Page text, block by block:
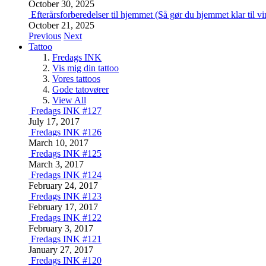
October 30, 2025
Efterårsforberedelser til hjemmet (Så gør du hjemmet klar til
October 21, 2025
Previous Next
Tattoo
Fredags INK
Vis mig din tattoo
Vores tattoos
Gode tatovører
View All
Fredags INK #127
July 17, 2017
Fredags INK #126
March 10, 2017
Fredags INK #125
March 3, 2017
Fredags INK #124
February 24, 2017
Fredags INK #123
February 17, 2017
Fredags INK #122
February 3, 2017
Fredags INK #121
January 27, 2017
Fredags INK #120